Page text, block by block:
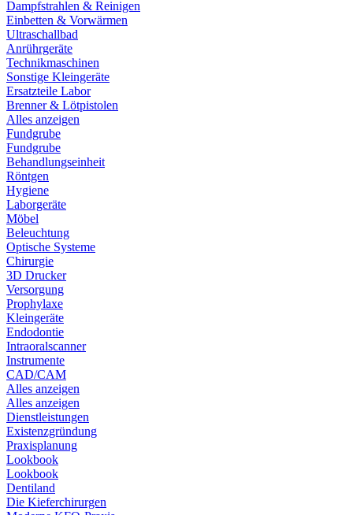
Dampfstrahlen & Reinigen
Einbetten & Vorwärmen
Ultraschallbad
Anrührgeräte
Technikmaschinen
Sonstige Kleingeräte
Ersatzteile Labor
Brenner & Lötpistolen
Alles anzeigen
Fundgrube
Fundgrube
Behandlungseinheit
Röntgen
Hygiene
Laborgeräte
Möbel
Beleuchtung
Optische Systeme
Chirurgie
3D Drucker
Versorgung
Prophylaxe
Kleingeräte
Endodontie
Intraoralscanner
Instrumente
CAD/CAM
Alles anzeigen
Alles anzeigen
Dienstleistungen
Existenzgründung
Praxisplanung
Lookbook
Lookbook
Dentiland
Die Kieferchirurgen